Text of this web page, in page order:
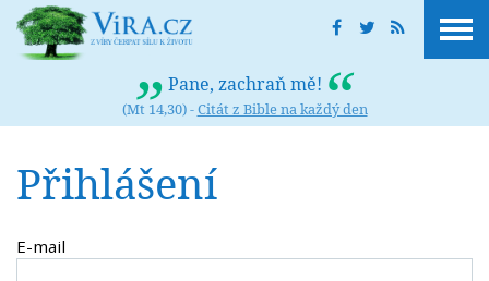
Pane, zachraň mě!
(Mt 14,30) -Citát z Bible na každý den
Přihlášení
E-mail